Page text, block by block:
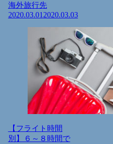
海外旅行先
2020.03.01 2020.03.03
【フライト時間
別】６～８時間で